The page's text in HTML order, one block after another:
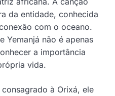
da entidade, conhecida
com o oceano.
Yemanjá não é apenas
a importância
vida.
à Orixá, ele